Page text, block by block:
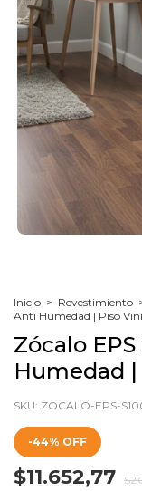
Inicio > Revestimiento
Anti Humedad | Piso
Zócalo
Humedad
SKU: ZOCALO-EPS-
-44% OFF
$11.652,77